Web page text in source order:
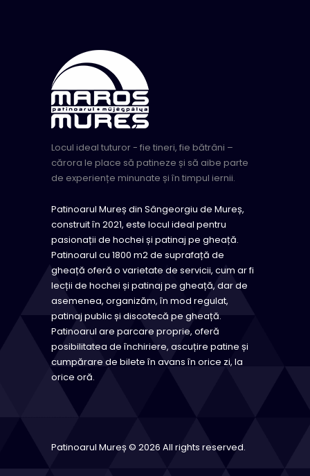
Locul ideal tuturor - fie tineri, fie bătrâni –
cărora le place să patineze și să aibe parte
de experiențe minunate și în timpul iernii.
Patinoarul Mureș din Sângeorgiu de Mureș,
construit în 2021, este locul ideal pentru
pasionații de hochei și patinaj pe gheață.
Patinoarul cu 1800 m2 de suprafață de
gheață oferă o varietate de servicii, cum ar fi
lecții de hochei și patinaj pe gheață, dar de
asemenea, organizăm, în mod regulat,
patinaj public și discotecă pe gheață.
Patinoarul are parcare proprie, oferă
posibilitatea de închiriere, ascuțire patine și
cumpărare de bilete în avans în orice zi, la
orice oră.
Patinoarul Mureș © 2026 All rights reserved.